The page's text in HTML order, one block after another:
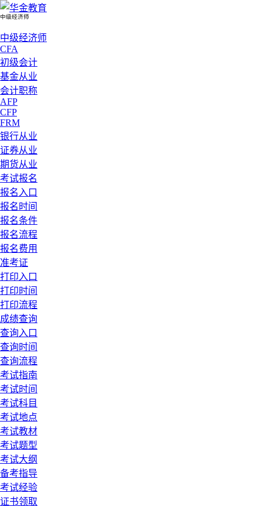
中级经济师
中级经济师
CFA
初级会计
基金从业
会计职称
AFP
CFP
FRM
银行从业
证券从业
期货从业
考试报名
报名入口
报名时间
报名条件
报名流程
报名费用
准考证
打印入口
打印时间
打印流程
成绩查询
查询入口
查询时间
查询流程
考试指南
考试时间
考试科目
考试地点
考试教材
考试题型
考试大纲
备考指导
考试经验
证书领取